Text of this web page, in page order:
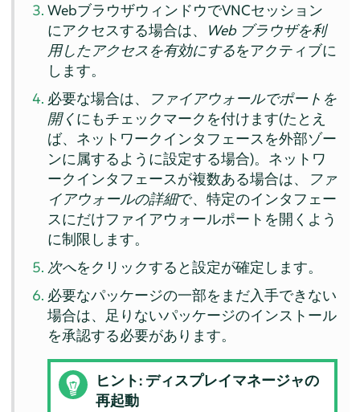
WebブラウザウィンドウでVNCセッション
にアクセスする場合は、
Web ブラウザを利
用したアクセスを有効にするをアクティブに
します。
必要な場合は、
ファイアウォールでポートを
開くにもチェックマークを付けます(たとえ
ば、ネットワークインタフェースを外部ゾー
ンに属するように設定する場合)。ネットワ
ークインタフェースが複数ある場合は、
ファ
イアウォールの詳細で、特定のインタフェー
スにだけファイアウォールポートを開くよう
に制限します。
次へをクリックすると設定が確定します。
必要なパッケージの一部をまだ入手できない
場合は、足りないパッケージのインストール
を承認する必要があります。
ヒント: ディスプレイマネージャの
再起動